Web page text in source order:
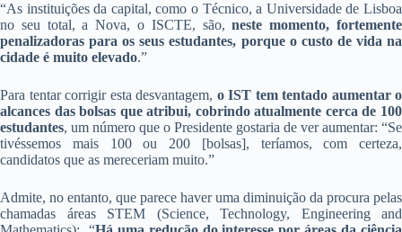
“As instituições da capital, como o Técnico, a Universidade de Lisboa
no seu total, a Nova, o ISCTE, são,neste momento, fortemente
penalizadoras para os seus estudantes, porque o custo de vida na
cidade é muito elevado.”
Para tentar corrigir esta desvantagem, o IST tem tentado aumentar o
alcances das bolsas que atribui, cobrindo atualmente cerca de 100
estudantes, um número que o Presidente gostaria de ver aumentar: “Se
tivéssemos mais 100 ou 200 [bolsas], teríamos, com certeza,
candidatos que as mereceriam muito.”
Admite, no entanto, que parece haver uma diminuição da procura pelas
chamadas áreas STEM (Science, Technology, Engineering and